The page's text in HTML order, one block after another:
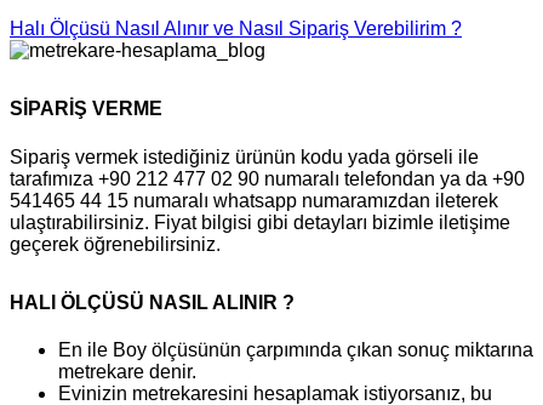
Halı Ölçüsü Nasıl Alınır ve Nasıl Sipariş Verebilirim ?
SİPARİŞ VERME
Sipariş vermek istediğiniz ürünün kodu yada görseli ile
tarafımıza +90 212 477 02 90 numaralı telefondan ya da +90
541465 44 15 numaralı whatsapp numaramızdan ileterek
ulaştırabilirsiniz. Fiyat bilgisi gibi detayları bizimle iletişime
geçerek öğrenebilirsiniz.
HALI ÖLÇÜSÜ NASIL ALINIR ?
En ile Boy ölçüsünün çarpımında çıkan sonuç miktarına
metrekare denir.
Evinizin metrekaresini hesaplamak istiyorsanız, bu